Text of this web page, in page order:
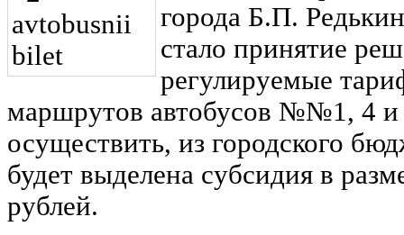
города Б.П.
стало принятие
регулируемые
маршрутов автобусов №№1, 4
осуществить, из городского
будет выделена субсидия в
рублей.